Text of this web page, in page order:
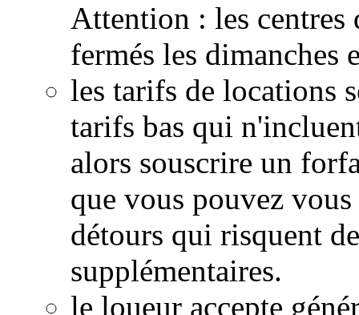
Attention : les centres
fermés les dimanches
les tarifs de locations
tarifs bas qui
alors souscrire un
que vous pouvez
détours qui risquent
supplémentaires.
le loueur accepte